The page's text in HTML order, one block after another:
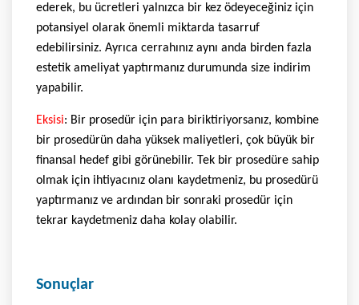
ederek, bu ücretleri yalnızca bir kez ödeyeceğiniz için
potansiyel olarak önemli miktarda tasarruf
edebilirsiniz. Ayrıca cerrahınız aynı anda birden fazla
estetik ameliyat yaptırmanız durumunda size indirim
yapabilir.
Eksisi: Bir prosedür için para biriktiriyorsanız, kombine
bir prosedürün daha yüksek maliyetleri, çok büyük bir
finansal hedef gibi görünebilir. Tek bir prosedüre sahip
olmak için ihtiyacınız olanı kaydetmeniz, bu prosedürü
yaptırmanız ve ardından bir sonraki prosedür için
tekrar kaydetmeniz daha kolay olabilir.
Sonuçlar